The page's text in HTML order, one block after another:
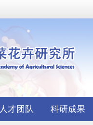
人才团队 科研成果